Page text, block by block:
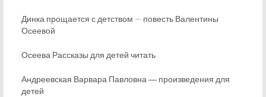
Динка прощается с детством — повесть Валентины
Осеевой
Осеева Рассказы для детей читать
Андреевская Варвара Павловна ― произведения для
детей